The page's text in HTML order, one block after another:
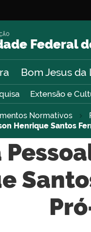
Federal
Bom Jesus da
Extensão e
Normativos
Henrique Santos